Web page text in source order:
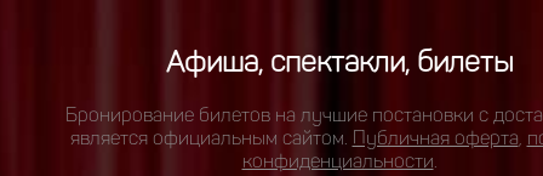
Афиша, спектакли, билеты
Бронирование билетов на лучшие постановки с
является официальным сайтом. Публичная оферта
конфиденциальности